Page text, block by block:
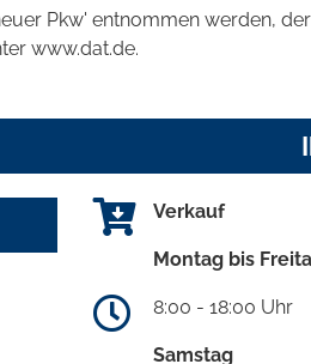
Pkw' entnommen werden,
www.dat.de.
Verkauf
Montag bis
8:00 - 18:00 Uhr
Samstag